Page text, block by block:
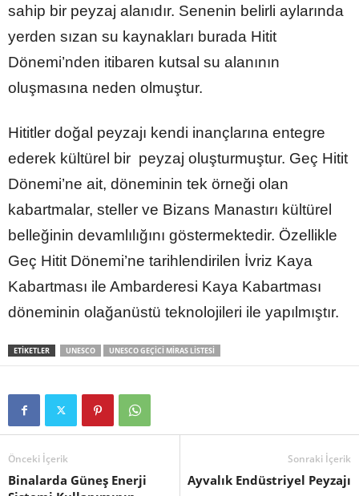
sahip bir peyzaj alanıdır. Senenin belirli aylarında
yerden sızan su kaynakları burada Hitit
Dönemi’nden itibaren kutsal su alanının
oluşmasına neden olmuştur.
Hititler doğal peyzajı kendi inançlarına entegre
ederek kültürel bir peyzaj oluşturmuştur. Geç Hitit
Dönemi’ne ait, döneminin tek örneği olan
kabartmalar, steller ve Bizans Manastırı kültürel
belleğinin devamlılığını göstermektedir. Özellikle
Geç Hitit Dönemi’ne tarihlendirilen İvriz Kaya
Kabartması ile Ambarderesi Kaya Kabartması
döneminin olağanüstü teknolojileri ile yapılmıştır.
ETIKETLER UNESCO UNESCO GEÇICI MIRAS LISTESI
Önceki İçerik
Binalarda Güneş Enerji
Sonraki İçerik
Ayvalık Endüstriyel Peyzajı